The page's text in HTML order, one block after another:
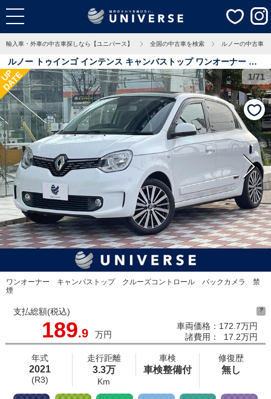
輸入車・外車の中古車探しなら【ユニバース】 全国の中古車を検索 ルノーの中古車
ルノー トゥインゴ インテンス キャンバストップ ワンオーナー キ
ャンバストップ クルーズコントロール バックカメラ クリアランス
ソナー ＡｐｐｌｅＣａｒＰｌａｙ 前席シートヒーター ＬＥＤヘッ
ド オートエアコン 純正１６インチアルミホイール ＥＴＣ 3.3万
Km 愛知県
DATE
ワンオーナー キャンバストップ クルーズコントロール バックカメラ 禁
煙
1/71
支払総額(税込)
189.9 万円
車両価格：
諸費用：
172.7万円
17.2万円
?
年式
2021
(R3)
走行距離
3.3万
Km
車検
車検整備付
修復歴
無し